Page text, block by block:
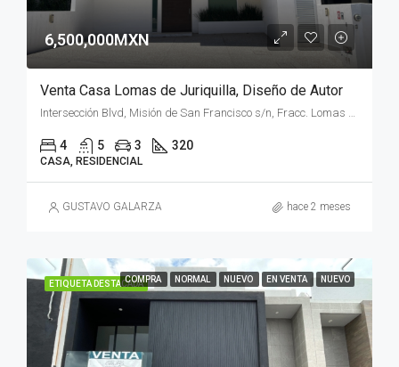
6,500,000MXN
Venta Casa Lomas de Juriquilla, Diseño de Autor
Intersección Blvd, Misión de San Francisco s/n, Fracc. Lomas de Juriquilla, 76220 Santa Rosa Jáuregui, Qro.
4 5 3 320
CASA, RESIDENCIAL
GUSTAVO GALARZA hace 2 meses
ETIQUETA DESTACADACOMPRA NORMAL NUEVO EN VENTA NUEVO